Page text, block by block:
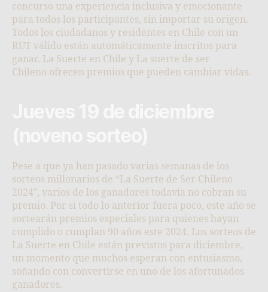
concurso una experiencia inclusiva y emocionante
para todos los participantes, sin importar su origen.
Todos los ciudadanos y residentes en Chile con un
RUT válido están automáticamente inscritos para
ganar. La Suerte en Chile y La suerte de ser
Chileno ofrecen premios que pueden cambiar vidas.
Pese a que ya han pasado varias semanas de los
sorteos millonarios de “La Suerte de Ser Chileno
2024″, varios de los ganadores todavía no cobran su
premio. Por si todo lo anterior fuera poco, este año se
sortearán premios especiales para quienes hayan
cumplido o cumplan 90 años este 2024. Los sorteos de
La Suerte en Chile están previstos para diciembre,
un momento que muchos esperan con entusiasmo,
soñando con convertirse en uno de los afortunados
ganadores.